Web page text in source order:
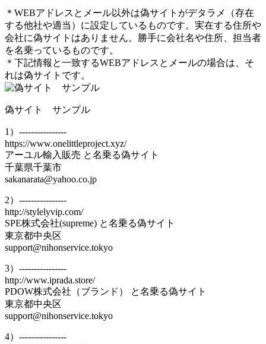
＊WEBアドレスとメール以外は偽サイトがデタラメ（存在
する他社や適当）に設定しているものです。実在する住所や
会社に偽サイトはありません。勝手に会社名や住所、担当者
を名乗っているものです。
＊下記情報と一致するWEBアドレスとメールの場合は、そ
れは偽サイトです。
偽サイト サンプル
1）----------------
https://www.onelittleproject.xyz/
アーユル輸入販売 と名乗る偽サイト
千葉県千葉市
sakanarata@yahoo.co.jp
2）----------------
http://stylelyvip.com/
SPE株式会社(supreme) と名乗る偽サイト
東京都中央区
support@nihonservice.tokyo
3）----------------
http://www.iprada.store/
PDOW株式会社（ブランド） と名乗る偽サイト
東京都中央区
support@nihonservice.tokyo
4）----------------